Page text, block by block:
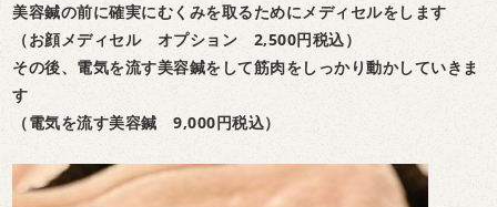
美容鍼の前に確実にむくみを取るためにメディセルをします
（お顔メディセル オプション 2,500円税込）
その後、電気を流す美容鍼をして筋肉をしっかり動かしていきま
す
（電気を流す美容鍼 9,000円税込）